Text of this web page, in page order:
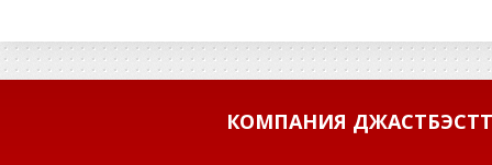
КОМПАНИЯ